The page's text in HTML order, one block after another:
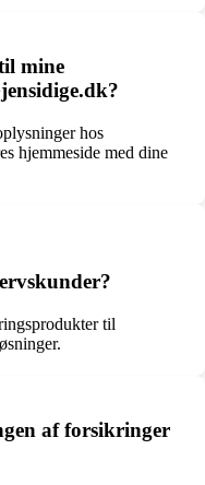
mine
hos
hjemmeside med dine
til
af forsikringer